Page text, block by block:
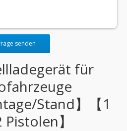
senden
für
Stand】【1
】